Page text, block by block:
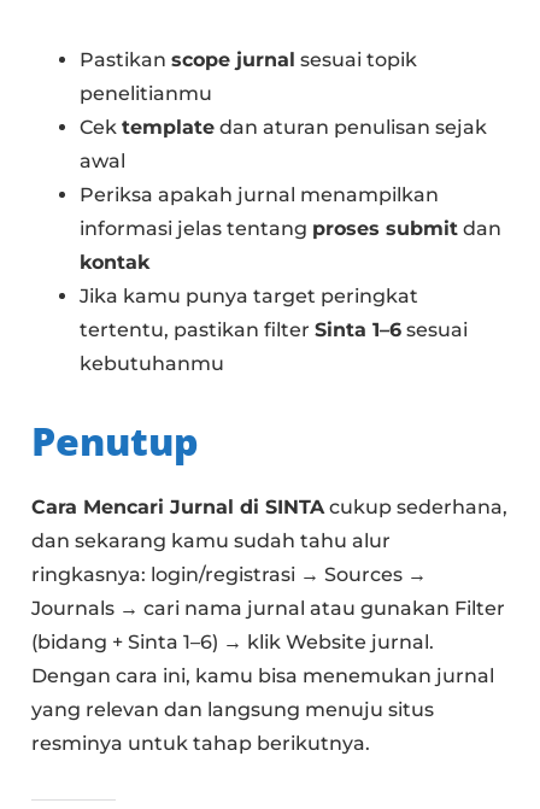
Pastikanscope jurnal sesuai topik
penelitianmu
Cektemplate dan aturan penulisan sejak
awal
Periksa apakah jurnal menampilkan
informasi jelas tentang proses submit dan
kontak
Jika kamu punya target peringkat
tertentu, pastikan filterSinta 1–6 sesuai
kebutuhanmu
Penutup
Cara Mencari Jurnal di SINTAcukup sederhana,
dan sekarang kamu sudah tahu alur
ringkasnya: login/registrasi → Sources →
Journals → cari nama jurnal atau gunakan Filter
(bidang + Sinta 1–6) → klik Website jurnal.
Dengan cara ini, kamu bisa menemukan jurnal
yang relevan dan langsung menuju situs
resminya untuk tahap berikutnya.